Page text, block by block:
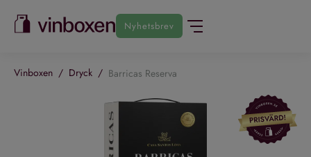
Nyhetsbrev
Vinboxen / Dryck / Barricas Reserva